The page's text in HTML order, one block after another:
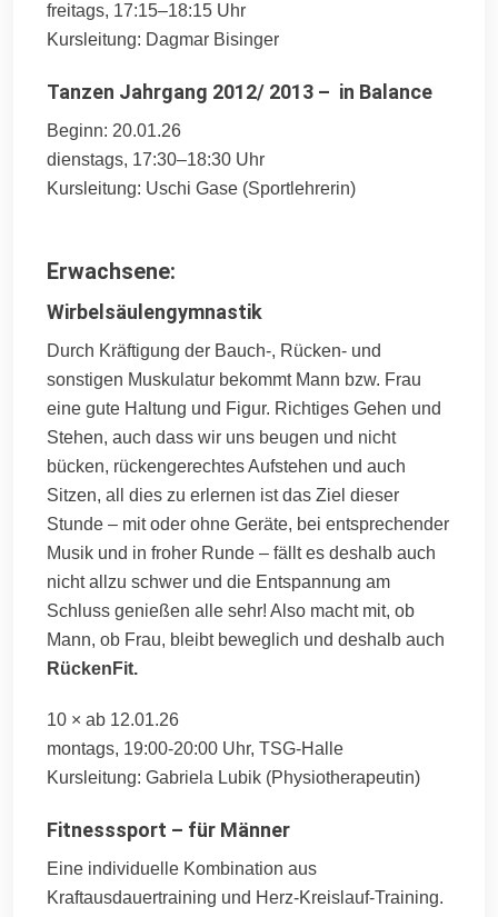
freitags, 17:15–18:15 Uhr
Kursleitung: Dagmar Bisinger
Tanzen Jahrgang 2012/ 2013 – in Balance
Beginn: 20.01.26
dienstags, 17:30–18:30 Uhr
Kursleitung: Uschi Gase (Sportlehrerin)
Erwachsene:
Wirbelsäulengymnastik
Durch Kräftigung der Bauch-, Rücken- und
sonstigen Muskulatur bekommt Mann bzw. Frau
eine gute Haltung und Figur. Richtiges Gehen und
Stehen, auch dass wir uns beugen und nicht
bücken, rückengerechtes Aufstehen und auch
Sitzen, all dies zu erlernen ist das Ziel dieser
Stunde – mit oder ohne Geräte, bei entsprechender
Musik und in froher Runde – fällt es deshalb auch
nicht allzu schwer und die Entspannung am
Schluss genießen alle sehr! Also macht mit, ob
Mann, ob Frau, bleibt beweglich und deshalb auch
RückenFit.
10 × ab 12.01.26
montags, 19:00-20:00 Uhr, TSG-Halle
Kursleitung: Gabriela Lubik (Physiotherapeutin)
Fitnesssport – für Männer
Eine individuelle Kombination aus
Kraftausdauertraining und Herz-Kreislauf-Training.